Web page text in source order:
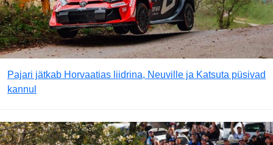
Pajari jätkab Horvaatias liidrina, Neuville ja Katsuta püsivad
kannul